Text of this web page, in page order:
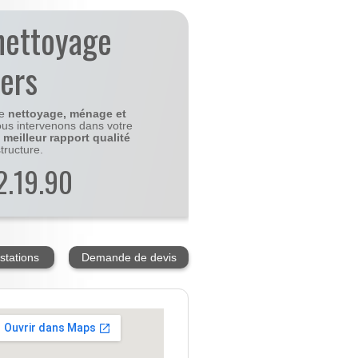
nettoyage, ménage et
intervenons dans votre
meilleur rapport qualité
Demande de devis